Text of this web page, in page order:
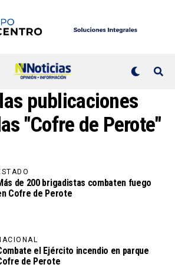
publicaciones
"Cofre de Perote"
de 200 brigadistas combaten fuego
Cofre de Perote
el Ejército incendio en parque
de Perote